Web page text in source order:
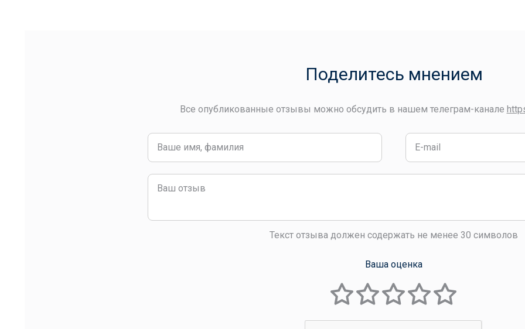
Поделитесь мнением
Все опубликованные отзывы можно обсудить в нашем телеграм-канале
Текст отзыва должен содержать не менее 30 символов
Ваша оценка